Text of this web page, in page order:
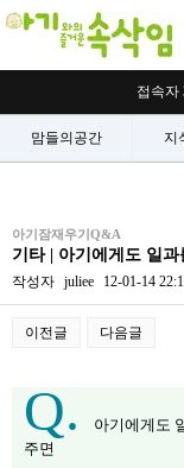
접속자
맘들의공간 지
아기잠재우기Q&A
기타 | 아기에게도 일
작성자 juliee 12-01-14
이전글 다음글
Q.
아기에게도
주면